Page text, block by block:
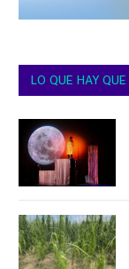
LO QUE HAY QUE